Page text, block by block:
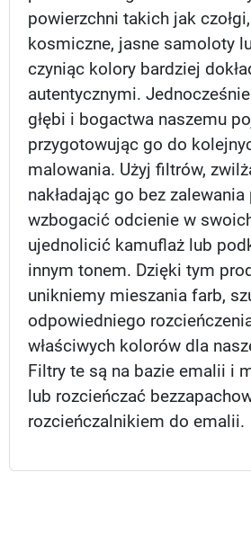
powierzchni takich jak
kosmiczne, jasne samoloty
czyniąc kolory bardziej
autentycznymi.
głębi i bogactwa naszemu
przygotowując go do
malowania. Użyj filtrów,
nakładając go bez
wzbogacić odcienie w
ujednolicić kamuflaż lub
innym tonem. Dzięki tym
unikniemy mieszania farb,
odpowiedniego
właściwych kolorów dla
Filtry te są na bazie emalii i
lub rozcieńczać
rozcieńczalnikiem do emalii.